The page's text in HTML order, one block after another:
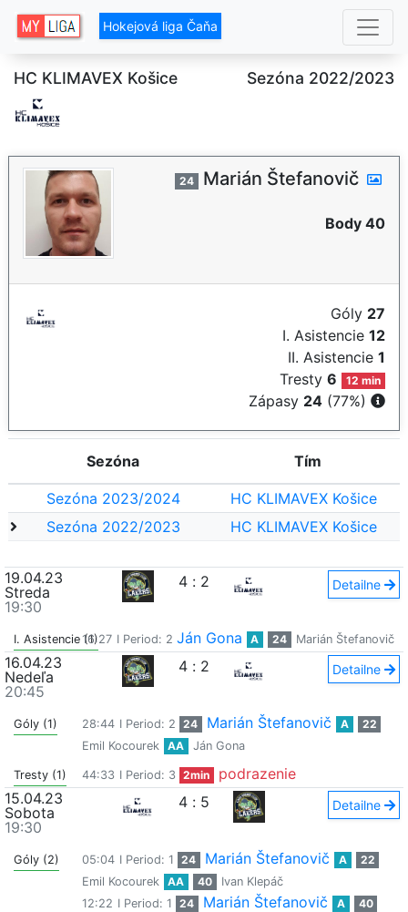
Hokejová liga Čaňa
HC KLIMAVEX Košice Sezóna 2022/2023
24 Marián Štefanovič
Body 40
Góly 27
I. Asistencie 12
II. Asistencie 1
Tresty6 12 min
Zápasy 24 (77%)
Sezóna Tím
Sezóna 2023/2024
HC KLIMAVEX Košice
Sezóna 2022/2023
HC KLIMAVEX Košice
19.04.23
Streda
19:30
4 : 2 Detailne
I. Asistencie (1)16:27 I Period: 2 Ján Gona A 24 Marián Štefanovič
16.04.23
Nedeľa
20:45
4 : 2 Detailne
Góly (1) 28:44 I Period: 2 24 Marián Štefanovič A
22
Emil Kocourek
AA Ján Gona
Tresty (1) 44:33 I Period: 3 2min
podrazenie
15.04.23
Sobota
19:30
4 : 5 Detailne
Góly (2) 05:04 I Period: 1 24 Marián Štefanovič A
22
Emil Kocourek
AA 40
Ivan Klepáč
12:22 I Period: 1 24 Marián Štefanovič A
40